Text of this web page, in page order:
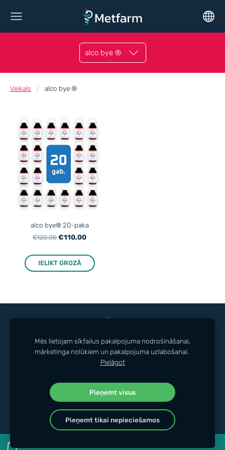
alco bye ®
Veikals alco bye ®
alco bye® 20-paka
€120,00 €110,00
IELIKT GROZĀ
KONTAKTI
PIRKŠANAS NOTEIKUMI
PRIVĀTUMA POLITIKA
SĪKDATNES
Mēs lietojam sīkfailus pakalpojuma nodrošināšanai,
mārketinga nolūkiem un pakalpojuma uzlabošanai.
Pielāgot
Pieņemt visus
Pieņemt tikai nepieciešamos